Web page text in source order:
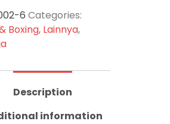
6 Categories:
Boxing, Lainnya,
Description
information